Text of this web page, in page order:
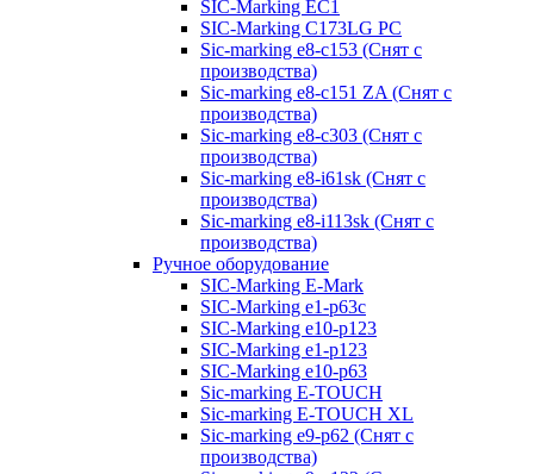
SIC-Marking EC1
SIC-Marking C173LG PC
Sic-marking e8-c153 (Снят с
производства)
Sic-marking e8-c151 ZA (Снят с
производства)
Sic-marking e8-c303 (Снят с
производства)
Sic-marking e8-i61sk (Снят с
производства)
Sic-marking e8-i113sk (Снят с
производства)
Ручное оборудование
SIC-Marking E-Mark
SIC-Marking e1-p63с
SIC-Marking e10-p123
SIC-Marking e1-p123
SIC-Marking e10-p63
Sic-marking E-TOUCH
Sic-marking E-TOUCH XL
Sic-marking e9-p62 (Снят с
производства)